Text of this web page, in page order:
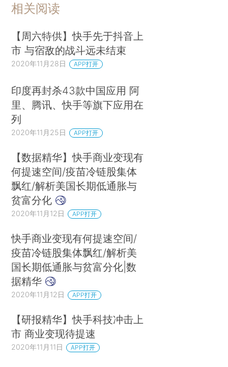
相关阅读
【周六特供】快手先于抖音上
市 与宿敌的战斗远未结束
2020年11月28日 APP打开
印度再封杀43款中国应用 阿
里、腾讯、快手等旗下应用在
列
2020年11月25日 APP打开
【数据精华】快手商业变现有
何提速空间/疫苗冷链股集体
飘红/解析美国长期低通胀与
贫富分化
2020年11月12日 APP打开
快手商业变现有何提速空间/
疫苗冷链股集体飘红/解析美
国长期低通胀与贫富分化|数
据精华
2020年11月12日 APP打开
【研报精华】快手科技冲击上
市 商业变现待提速
2020年11月11日 APP打开